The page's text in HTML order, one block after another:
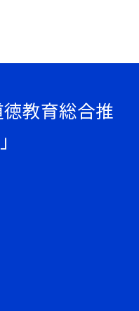
教育総合推